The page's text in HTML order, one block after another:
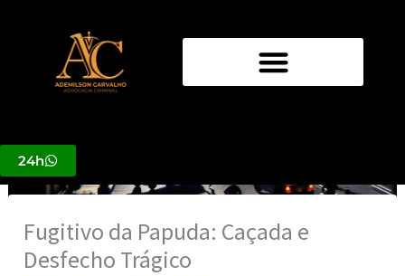
conteúdo
24h
Fugitivo da Papuda: Caçada e
Desfecho Trágico